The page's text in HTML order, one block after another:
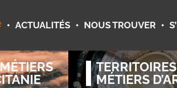
• ACTUALITÉS • NOUS TROUVER •
TERRITOIRES
MÉTIERS